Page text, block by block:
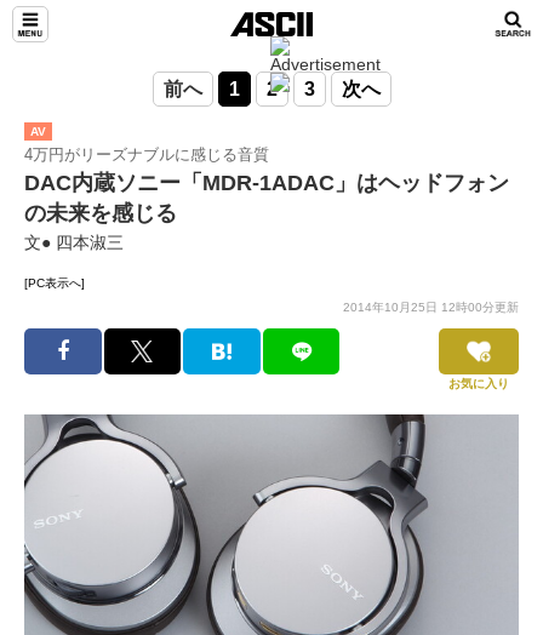
前へ 1 2 3 次へ
AV
4万円がリーズナブルに感じる音質
DAC内蔵ソニー「MDR-1ADAC」はヘッドフォン
の未来を感じる
文● 四本淑三
[PC表示へ]
2014年10月25日 12時00分更新
お気に入り